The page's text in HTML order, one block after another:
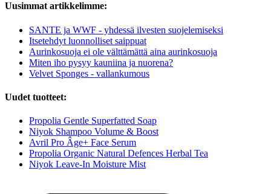
Uusimmat artikkelimme:
SANTE ja WWF - yhdessä ilvesten suojelemiseksi
Itsetehdyt luonnolliset saippuat
Aurinkosuoja ei ole välttämättä aina aurinkosuoja
Miten iho pysyy kauniina ja nuorena?
Velvet Sponges - vallankumous
Uudet tuotteet:
Propolia Gentle Superfatted Soap
Niyok Shampoo Volume & Boost
Avril Pro Âge+ Face Serum
Propolia Organic Natural Defences Herbal Tea
Niyok Leave-In Moisture Mist